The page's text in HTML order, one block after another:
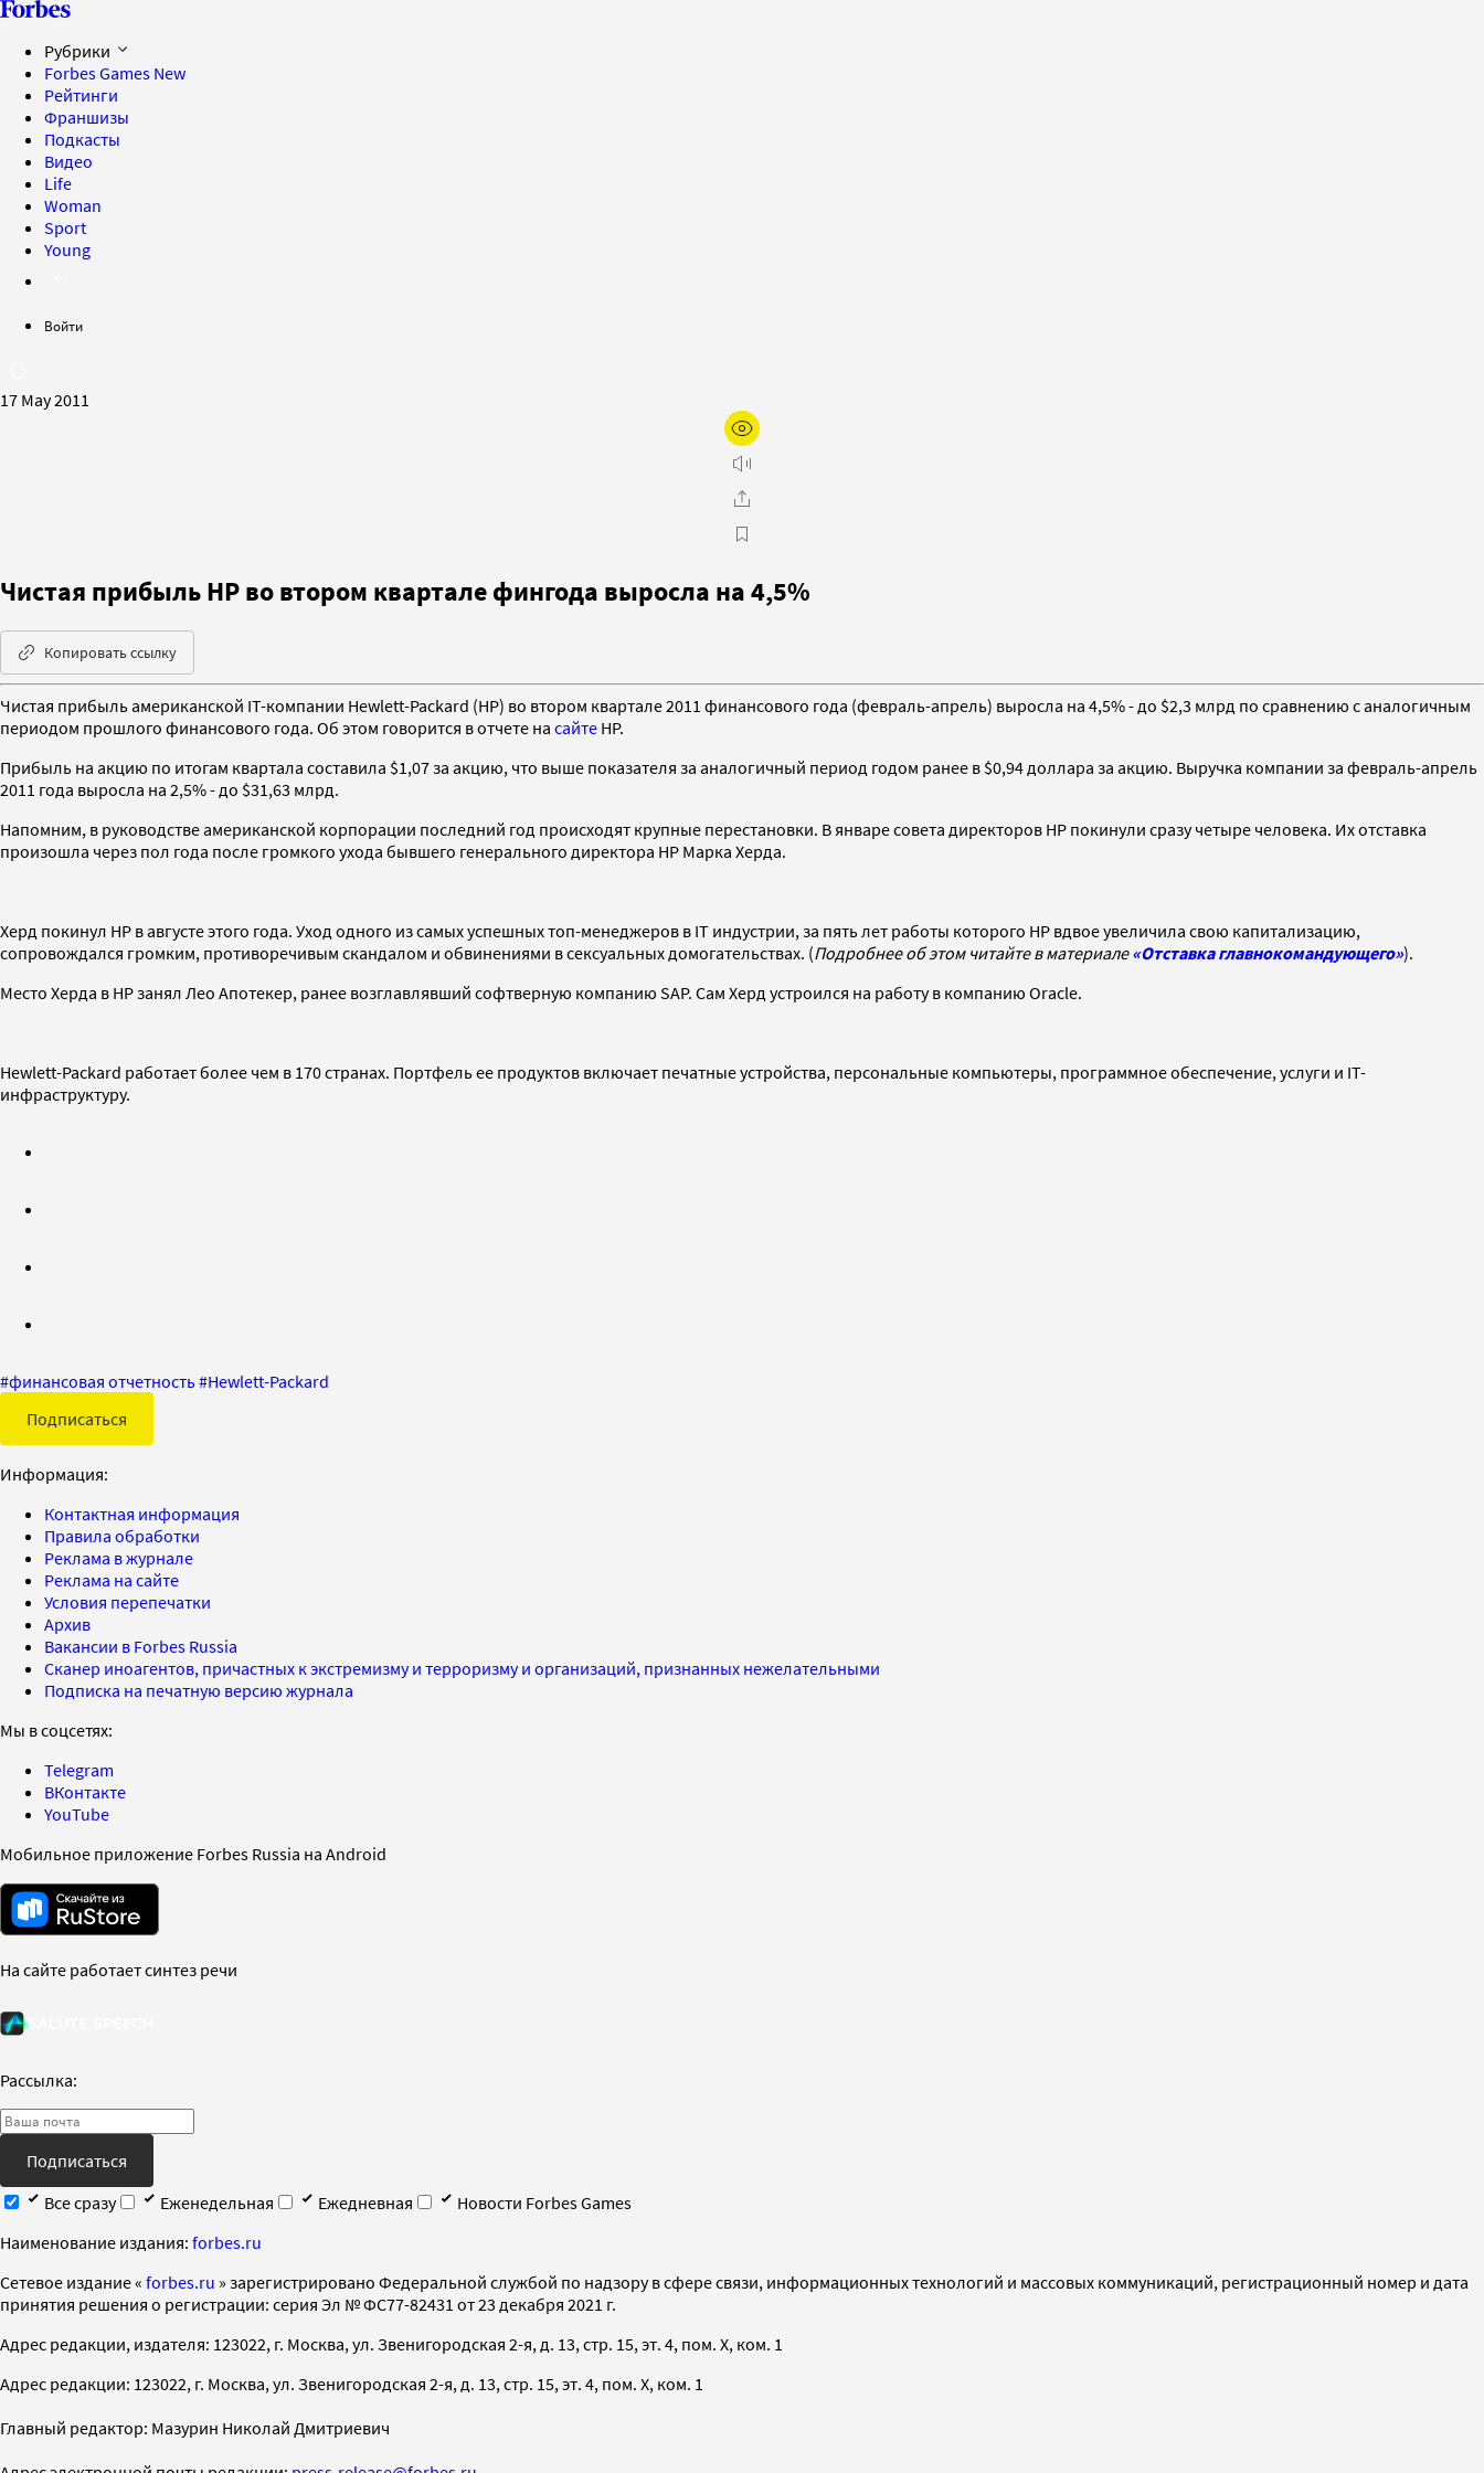
Рубрики
Forbes Games New
Рейтинги
Франшизы
Подкасты
Видео
Life
Woman
Sport
Young
Войти
17 May 2011
Чистая прибыль HP во втором квартале фингода выросла на 4,5%
Копировать ссылку
Чистая прибыль американской IT-компании Hewlett-Packard (HP) во втором квартале 2011 финансового года (февраль-апрель) выросла на 4,5% - до $2,3 млрд по сравнению с аналогичным
периодом прошлого финансового года. Об этом говорится в отчете на сайте HP.
Прибыль на акцию по итогам квартала составила $1,07 за акцию, что выше показателя за аналогичный период годом ранее в $0,94 доллара за акцию. Выручка компании за февраль-апрель
2011 года выросла на 2,5% - до $31,63 млрд.
Напомним, в руководстве американской корпорации последний год происходят крупные перестановки. В январе совета директоров HP покинули сразу четыре человека. Их отставка
произошла через пол года после громкого ухода бывшего генерального директора HP Марка Херда.
Херд покинул HP в августе этого года. Уход одного из самых успешных топ-менеджеров в IT индустрии, за пять лет работы которого HP вдвое увеличила свою капитализацию,
сопровождался громким, противоречивым скандалом и обвинениями в сексуальных домогательствах. (Подробнее об этом читайте в материале«Отставка главнокомандующего»).
Место Херда в HP занял Лео Апотекер, ранее возглавлявший софтверную компанию SAP. Сам Херд устроился на работу в компанию Oracle.
Hewlett-Packard работает более чем в 170 странах. Портфель ее продуктов включает печатные устройства, персональные компьютеры, программное обеспечение, услуги и IT-
инфраструктуру.
#финансовая отчетность#Hewlett-Packard
Подписаться
Информация:
Контактная информация
Правила обработки
Реклама в журнале
Реклама на сайте
Условия перепечатки
Архив
Вакансии в Forbes Russia
Сканер иноагентов, причастных к экстремизму и терроризму и организаций, признанных нежелательными
Подписка на печатную версию журнала
Мы в соцсетях:
Telegram
ВКонтакте
YouTube
Мобильное приложение Forbes Russia на Android
На сайте работает синтез речи
Рассылка:
Подписаться
Все сразу
Еженедельная Ежедневная
Новости Forbes Games
Наименование издания: forbes.ru
Cетевое издание « forbes.ru » зарегистрировано Федеральной службой по надзору в сфере связи, информационных технологий и массовых коммуникаций, регистрационный номер и дата
принятия решения о регистрации: серия Эл № ФС77-82431 от 23 декабря 2021 г.
Адрес редакции, издателя: 123022, г. Москва, ул. Звенигородская 2-я, д. 13, стр. 15, эт. 4, пом. X, ком. 1
Адрес редакции: 123022, г. Москва, ул. Звенигородская 2-я, д. 13, стр. 15, эт. 4, пом. X, ком. 1
Главный редактор: Мазурин Николай Дмитриевич